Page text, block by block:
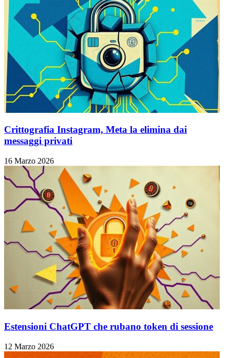
Crittografia Instagram, Meta la elimina dai
messaggi privati
16 Marzo 2026
Estensioni ChatGPT che rubano token di sessione
12 Marzo 2026